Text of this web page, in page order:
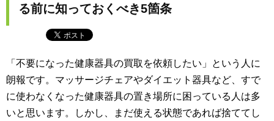
る前に知っておくべき5箇条
「不要になった健康器具の買取を依頼したい」という人に
朗報です。マッサージチェアやダイエット器具など、すで
に使わなくなった健康器具の置き場所に困っている人は多
いと思います。しかし、まだ使える状態であれば捨ててし